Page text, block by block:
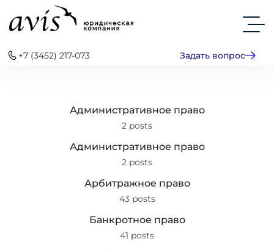
+7 (3452) 217-073 Задать вопрос
Административное право
2 posts
Административное право
2 posts
Арбитражное право
43 posts
Банкротное право
41 posts